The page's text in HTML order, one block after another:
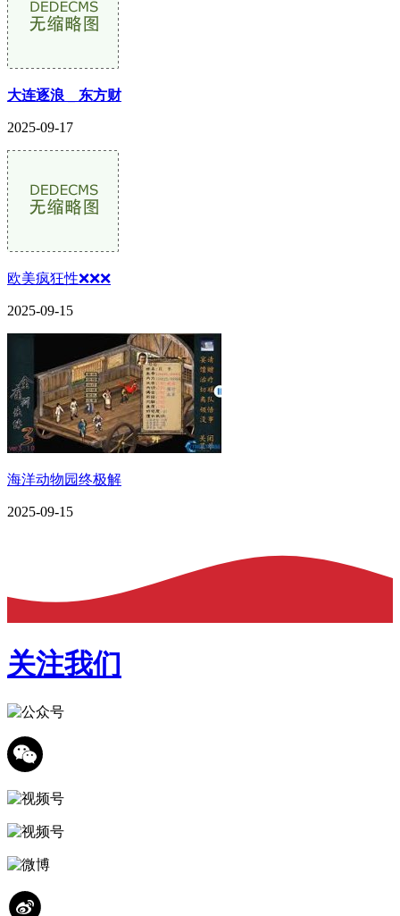
大连逐浪 _ 东方财
2025-09-17
欧美疯狂性❌❌❌
2025-09-15
海洋动物园终极解
2025-09-15
关注我们